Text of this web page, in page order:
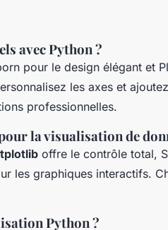
avec Python ?
pour le design élégant et
les axes et
professionnelles.
la visualisation de
offre le contrôle total,
les graphiques interactifs.
Python ?